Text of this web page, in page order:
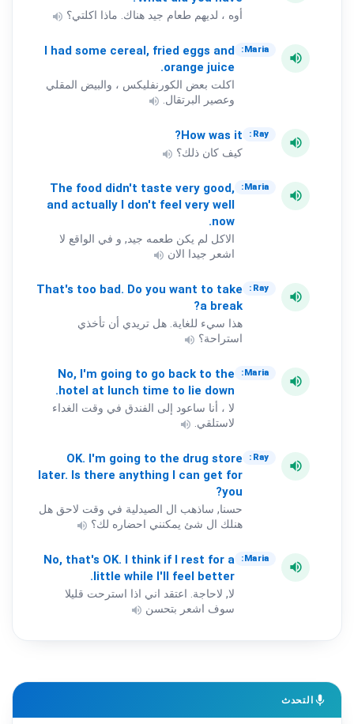
أوه ، لديهم طعام جيد هناك. ماذا اكلتي؟ volume_up
volume_up
Maria:
had some cereal, fried eggs and
orange juice.
اكلت بعض الكورنفليكس ، والبيض المقلي
وعصير البرتقال. volume_up
volume_up
Ray:
How was it?
كيف كان ذلك؟ volume_up
volume_up
Maria:
The food didn't taste very good,
and actually I don't feel very well
now.
الاكل لم يكن طعمه جيد, و في الواقع لا
اشعر جيدا الان volume_up
volume_up
Ray:
That's too bad. Do you want to take
a break?
هذا سيء للغاية. هل تريدي أن تأخذي
استراحة؟ volume_up
volume_up
Maria:
No, I'm going to go back to the
hotel at lunch time to lie down.
لا ، أنا ساعود إلى الفندق في وقت الغداء
لاستلقي. volume_up
volume_up
Ray:
OK. I'm going to the drug store
later. Is there anything I can get for
you?
حسنا, ساذهب ال الصيدلية في وقت لاحق هل
هنلك ال شئ يمكنني احضاره لك؟ volume_up
volume_up
Maria:
No, that's OK. I think if I rest for a
little while I'll feel better.
لا, لاحاجة. اعتقد اني اذا استرحت قليلا
سوف اشعر بتحسن volume_up
mic التحدث